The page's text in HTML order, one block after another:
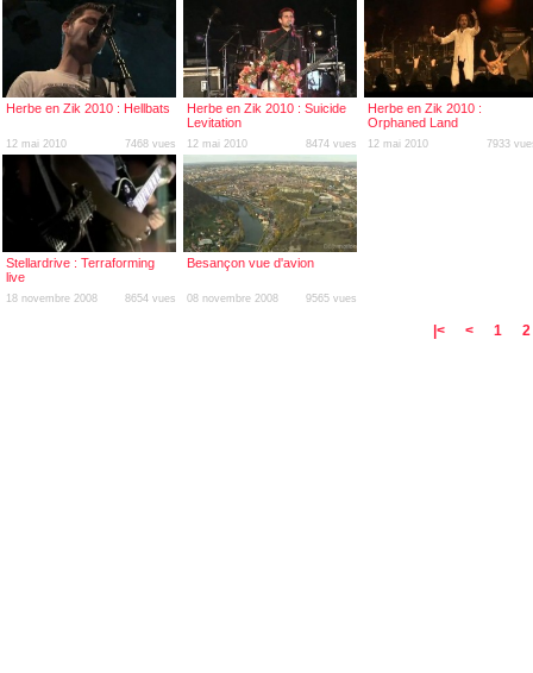
Herbe en Zik 2010 : Hellbats
12 mai 2010 7468 vues
Herbe en Zik 2010 : Suicide
Levitation
12 mai 2010 8474 vues
Herbe en Zik 2010 :
Orphaned Land
12 mai 2010 7933
Stellardrive : Terraforming
live
18 novembre 2008 8654 vues
Besançon vue d'avion
08 novembre 2008 9565 vues
|< < 1 2